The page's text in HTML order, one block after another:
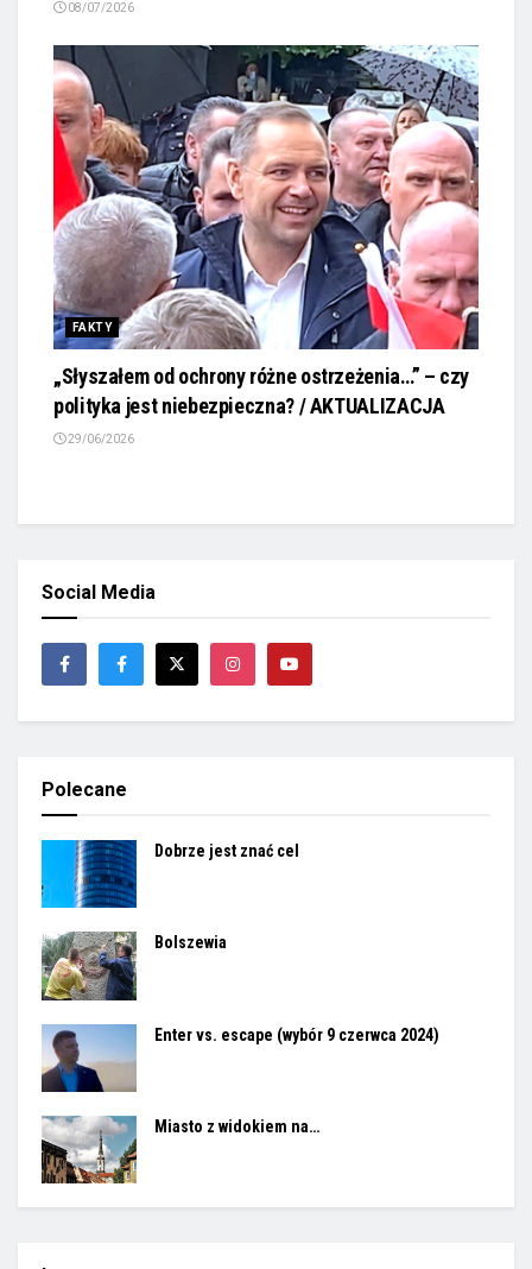
08/07/2026
FAKTY
„Słyszałem od ochrony różne ostrzeżenia…” – czy
polityka jest niebezpieczna? / AKTUALIZACJA
29/06/2026
Social Media
Polecane
Dobrze jest znać cel
Bolszewia
Enter vs. escape (wybór 9 czerwca 2024)
Miasto z widokiem na…